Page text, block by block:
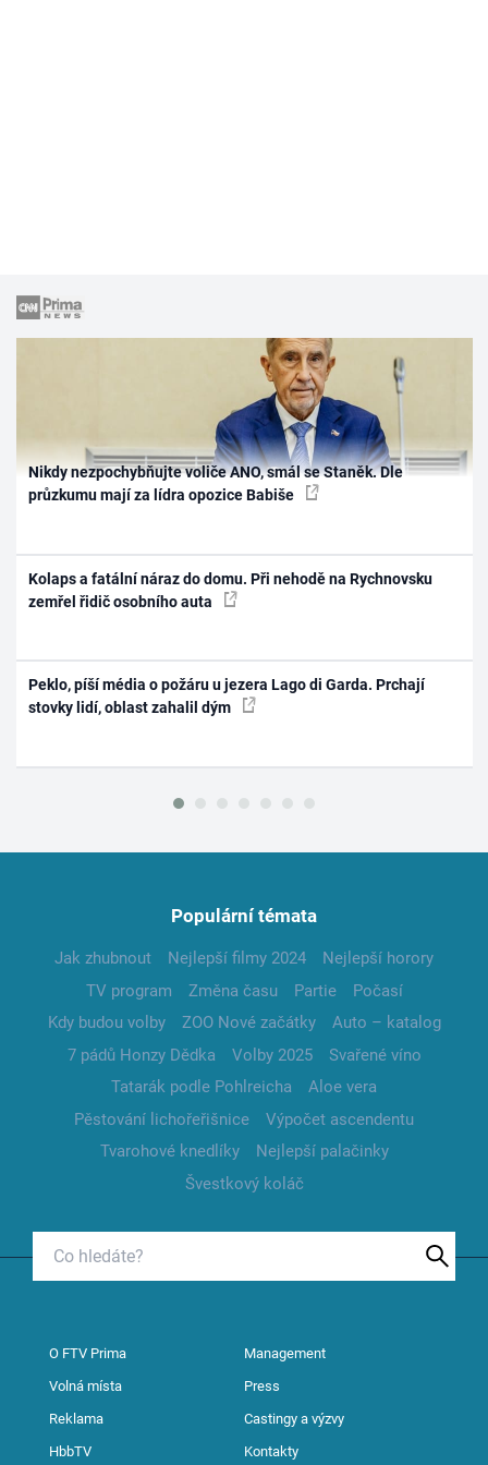
Nikdy nezpochybňujte voliče ANO, smál se Staněk. Dle
průzkumu mají za lídra opozice Babiše
Kolaps a fatální náraz do domu. Při nehodě na Rychnovsku
zemřel řidič osobního auta
Peklo, píší média o požáru u jezera Lago di Garda. Prchají
stovky lidí, oblast zahalil dým
Populární témata
Jak zhubnout Nejlepší filmy 2024
Nejlepší horory
TV program
Změna času Partie
Počasí
Kdy budou volby
ZOO Nové začátky
Auto – katalog
7 pádů Honzy Dědka
Volby 2025
Svařené víno
Tatarák podle Pohlreicha
Aloe vera
Pěstování lichořeřišnice
Výpočet ascendentu
Tvarohové knedlíky
Nejlepší palačinky
Švestkový koláč
O FTV Prima Management
Volná místa Press
Reklama Castingy a výzvy
HbbTV Kontakty